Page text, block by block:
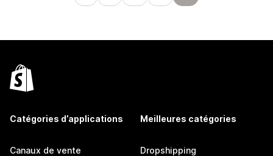
Catégories d’applications
Canaux de vente
Meilleures catégories
Dropshipping